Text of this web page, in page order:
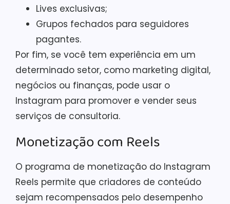
Lives exclusivas;
Grupos fechados para seguidores
pagantes.
Por fim, se você tem experiência em um
determinado setor, como marketing digital,
negócios ou finanças, pode usar o
Instagram para promover e vender seus
serviços de consultoria.
Monetização com Reels
O programa de monetização do Instagram
Reels permite que criadores de conteúdo
sejam recompensados pelo desempenho